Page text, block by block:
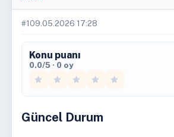
#1 09.05.2026 17:28
Konu puanı
0.0/5 · 0 oy
Güncel Durum